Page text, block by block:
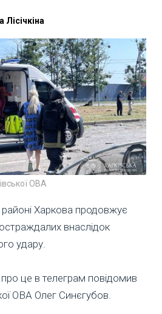
Лісічкіна
ОВА
Харкова продовжує
внаслідок
удару.
це в телеграм повідомив
ОВА Олег Синєгубов.